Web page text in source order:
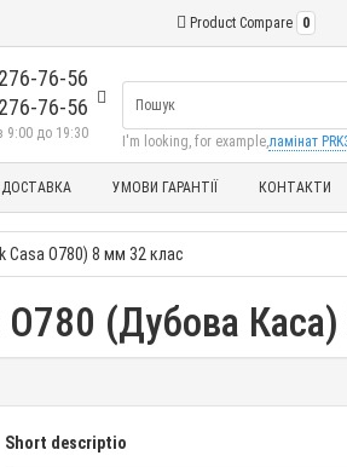
Product Compare 0
76-56
76-56
9:00 до 19:30 I'm looking, for example, ламінат
ДОСТАВКА УМОВИ ГАРАНТІЇ КОНТАКТИ
Casa O780) 8 мм 32 клас
O780 (Дубова
Short descriptio